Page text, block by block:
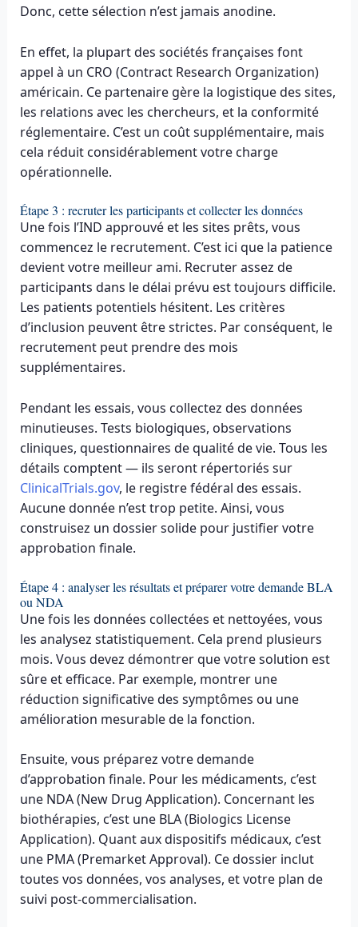
Donc, cette sélection n’est jamais anodine.
En effet, la plupart des sociétés françaises font
appel à un CRO (Contract Research Organization)
américain. Ce partenaire gère la logistique des sites,
les relations avec les chercheurs, et la conformité
réglementaire. C’est un coût supplémentaire, mais
cela réduit considérablement votre charge
opérationnelle.
Étape 3 : recruter les participants et collecter les données
Une fois l’IND approuvé et les sites prêts, vous
commencez le recrutement. C’est ici que la patience
devient votre meilleur ami. Recruter assez de
participants dans le délai prévu est toujours difficile.
Les patients potentiels hésitent. Les critères
d’inclusion peuvent être strictes. Par conséquent, le
recrutement peut prendre des mois
supplémentaires.
Pendant les essais, vous collectez des données
minutieuses. Tests biologiques, observations
cliniques, questionnaires de qualité de vie. Tous les
détails comptent — ils seront répertoriés sur
ClinicalTrials.gov, le registre fédéral des essais.
Aucune donnée n’est trop petite. Ainsi, vous
construisez un dossier solide pour justifier votre
approbation finale.
Étape 4 : analyser les résultats et préparer votre demande BLA
ou NDA
Une fois les données collectées et nettoyées, vous
les analysez statistiquement. Cela prend plusieurs
mois. Vous devez démontrer que votre solution est
sûre et efficace. Par exemple, montrer une
réduction significative des symptômes ou une
amélioration mesurable de la fonction.
Ensuite, vous préparez votre demande
d’approbation finale. Pour les médicaments, c’est
une NDA (New Drug Application). Concernant les
biothérapies, c’est une BLA (Biologics License
Application). Quant aux dispositifs médicaux, c’est
une PMA (Premarket Approval). Ce dossier inclut
toutes vos données, vos analyses, et votre plan de
suivi post-commercialisation.